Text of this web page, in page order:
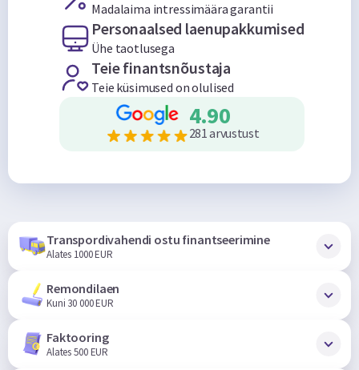
Madalaima intressimäära garantii
Personaalsed laenupakkumised
Ühe taotlusega
Teie finantsnõustaja
Teie küsimused on olulised
4.90
281 arvustust
Transpordivahendi ostu finantseerimine
Alates 1000 EUR
Remondilaen
Kuni 30 000 EUR
Faktooring
Alates 500 EUR